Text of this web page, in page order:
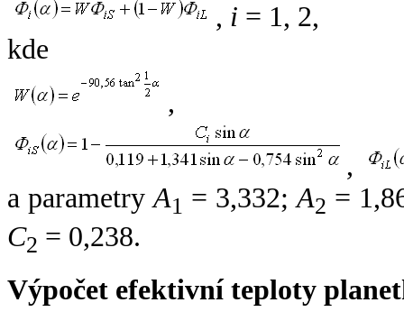
, i = 1, 2,
kde
,
,
a parametryA1 = 3,332;A2 =
C2 = 0,238.
Výpočet efektivní teploty